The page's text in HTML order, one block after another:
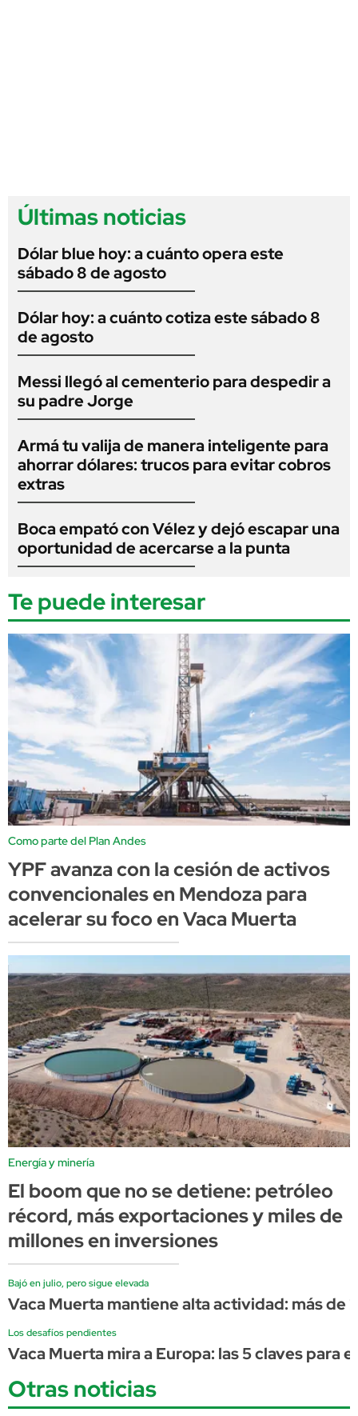
Últimas noticias
Dólar blue hoy: a cuánto opera este
sábado 8 de agosto
Dólar hoy: a cuánto cotiza este sábado 8
de agosto
Messi llegó al cementerio para despedir a
su padre Jorge
Armá tu valija de manera inteligente para
ahorrar dólares: trucos para evitar cobros
extras
Boca empató con Vélez y dejó escapar una
oportunidad de acercarse a la punta
Te puede interesar
Como parte del Plan Andes
YPF avanza con la cesión de activos
convencionales en Mendoza para
acelerar su foco en Vaca Muerta
Energía y minería
El boom que no se detiene: petróleo
récord, más exportaciones y miles de
millones en inversiones
Bajó en julio, pero sigue elevada
Vaca Muerta mantiene alta actividad: más
Los desafíos pendientes
Vaca Muerta mira a Europa: las 5 claves para
Otras noticias